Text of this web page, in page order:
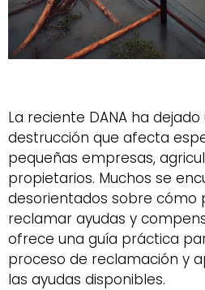
La reciente DANA ha
destrucción que afecta
pequeñas empresas,
propietarios. Muchos se
desorientados sobre cómo
reclamar ayudas y
ofrece una guía práctica
proceso de reclamación y
las ayudas disponibles.